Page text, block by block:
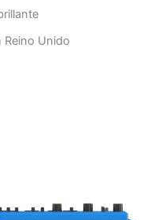
Reino Unido